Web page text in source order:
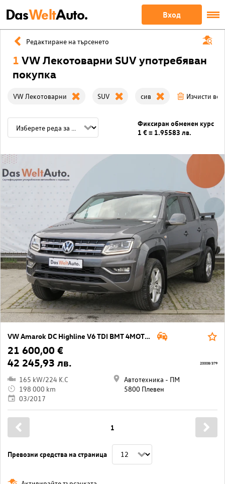
DasWeltAuto. Вход
Редактиране на търсенето
1 VW Лекотоварни SUV употребяван
покупка
VW Лекотоварни SUV сив Изчисти
Фиксиран обменен курс
1 € = 1.95583 лв.
VW Amarok DC Highline V6 TDI BMT 4MOTION
21 600,00 €
42 245,93 лв.
165 kW/224 K.C
198 000 km
03/2017
Автотехника - ПМ
5800 Плевен
20008/379
Превозни средства на страница
1